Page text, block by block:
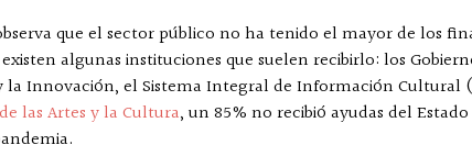
que el sector público no ha tenido el mayor de los
algunas instituciones que suelen recibirlo: los
Innovación, el Sistema Integral de Información Cultural
las Artes y la Cultura, un 85% no recibió ayudas del